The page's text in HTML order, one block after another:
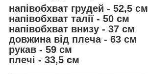
напівобхват грудей - 52,5 см
напівобхват талії - 50 см
напівобхват внизу - 37 см
довжина від плеча - 63 см
рукав - 59 см
плечі - 33,5 см